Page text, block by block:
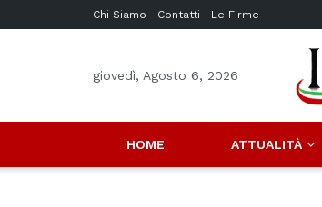
Chi Siamo Contatti Le Firme
giovedì, Agosto 6, 2026
HOME ATTUALITÀ